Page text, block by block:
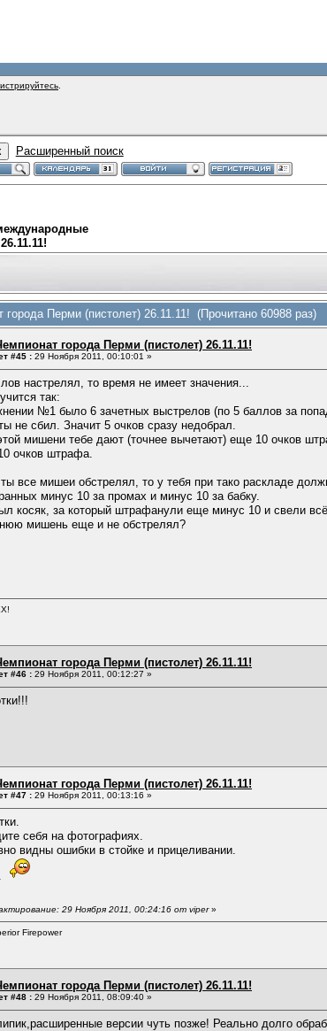
Расширенный поиск
города Перми (пистолет) 26.11.11! (Прочитано 60988 раз)
города Перми (пистолет) 26.11.11!
#45 : 29 Ноября 2011, 00:10:01 »
настрелял, то время не имеет значения...
так:
№1 было 6 зачетных выстрелов (по 5 баллов за
не сбил. Значит 5 очков сразу недобрал.
мишени тебе дают (точнее вычетают) еще 10 очков
очков штрафа.
все мишеи обстрелял, то у тебя при тако раскладе
минус 10 за промах и минус 10 за бабку.
косяк, за который штрафанули еще минус 10 и свели
мишень еще и не обстрелял?
города Перми (пистолет) 26.11.11!
#46 : 29 Ноября 2011, 00:12:27 »
города Перми (пистолет) 26.11.11!
#47 : 29 Ноября 2011, 00:13:16 »
себя на фотографиях.
видны ошибки в стойке и прицеливании.
29 Ноября 2011, 00:24:16 от viper»
Firepower
города Перми (пистолет) 26.11.11!
#48 : 29 Ноября 2011, 08:09:40 »
версии чуть позже! Реально долго